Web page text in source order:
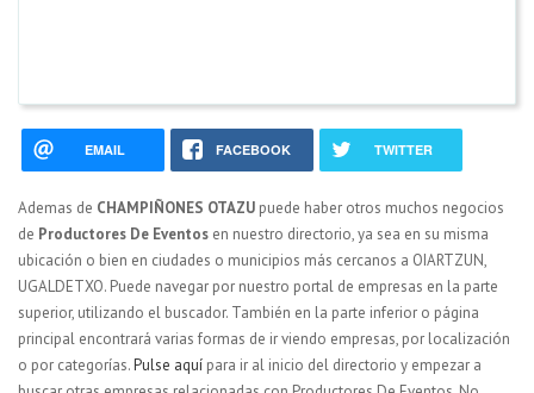
EMAIL FACEBOOK TWITTER
Ademas de CHAMPIÑONES OTAZU puede haber otros muchos negocios
de Productores De Eventos en nuestro directorio, ya sea en su misma
ubicación o bien en ciudades o municipios más cercanos a OIARTZUN,
UGALDETXO. Puede navegar por nuestro portal de empresas en la parte
superior, utilizando el buscador. También en la parte inferior o página
principal encontrará varias formas de ir viendo empresas, por localización
o por categorías.Pulse aquí para ir al inicio del directorio y empezar a